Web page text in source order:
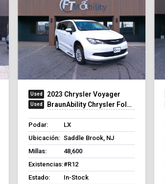
2023 Chrysler Voyager
BraunAbility Chrysler Foldout XT
Podar:
LX
Ubicación: Saddle Brook, NJ
Millas:
48,600
Existencias:#R12
Estado:
In-Stock